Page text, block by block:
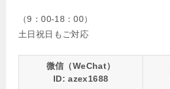
（9：00-18：00）
土日祝日もご対応
微信（WeChat）
ID: azex1688